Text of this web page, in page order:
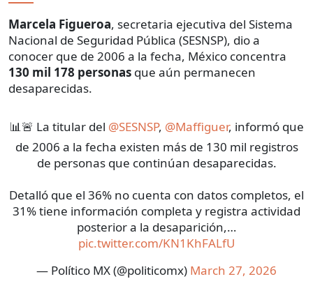
Marcela Figueroa, secretaria ejecutiva del Sistema
Nacional de Seguridad Pública (SESNSP), dio a
conocer que de 2006 a la fecha, México concentra
130 mil 178 personas que aún permanecen
desaparecidas.
📊🚨 La titular del @SESNSP, @Maffiguer, informó que
de 2006 a la fecha existen más de 130 mil registros
de personas que continúan desaparecidas.
Detalló que el 36% no cuenta con datos completos, el
31% tiene información completa y registra actividad
posterior a la desaparición,…
pic.twitter.com/KN1KhFALfU
— Político MX (@politicomx) March 27, 2026